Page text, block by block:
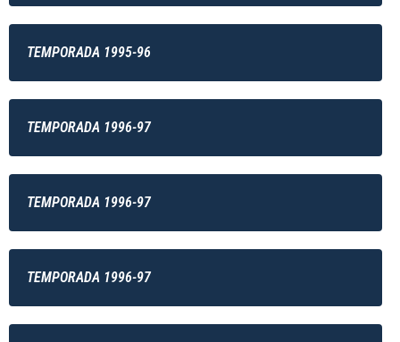
TEMPORADA 1995-96
TEMPORADA 1996-97
TEMPORADA 1996-97
TEMPORADA 1996-97